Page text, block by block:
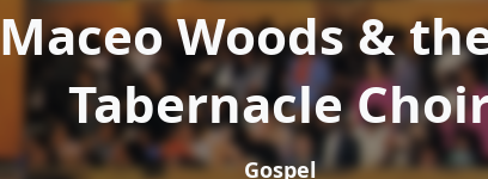
Woods &
Tabernacle
Gospel